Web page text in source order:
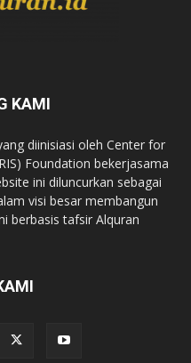
KAMI
diinisiasi oleh Center for
Foundation bekerjasama
ini diluncurkan sebagai
visi besar membangun
berbasis tafsir Alquran